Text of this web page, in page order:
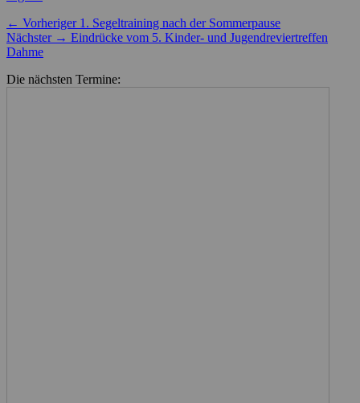
Beitragsnavigation
← Vorheriger Vorheriger
Beitrag:
1. Segeltraining nach der Sommerpause
Nächster → Nächster
Eindrücke vom 5. Kinder- und Jugendreviertreffen
Dahme
Die nächsten Termine: